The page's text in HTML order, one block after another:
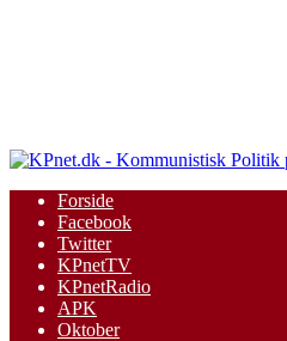
Forside
Facebook
Twitter
KPnetTV
KPnetRadio
APK
Oktober